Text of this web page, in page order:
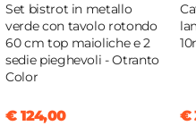
Set bistrot in metallo
verde con tavolo rotondo
60 cm top maioliche e 2
sedie pieghevoli - Otranto
Color
€ 124,00 €